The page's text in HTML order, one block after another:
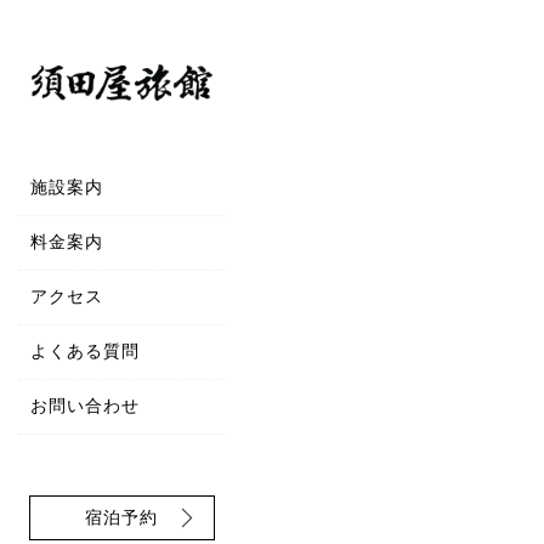
施設案内
料金案内
アクセス
よくある質問
お問い合わせ
宿泊予約